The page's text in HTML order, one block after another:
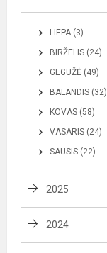
LIEPA (3)
BIRŽELIS (24)
GEGUŽĖ (49)
BALANDIS (32)
KOVAS (58)
VASARIS (24)
SAUSIS (22)
2025
2024